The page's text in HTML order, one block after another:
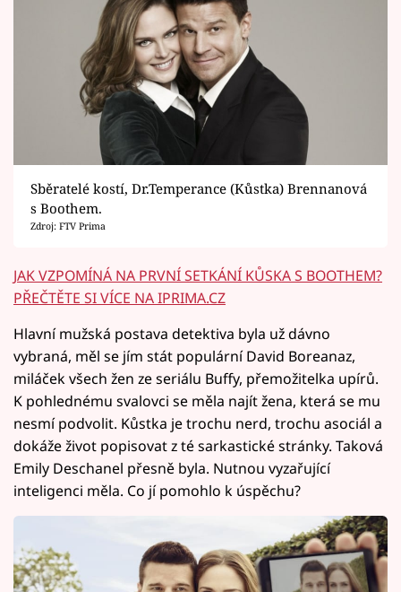
Sběratelé kostí, Dr.Temperance (Kůstka) Brennanová
s Boothem.
Zdroj: FTV Prima
JAK VZPOMÍNÁ NA PRVNÍ SETKÁNÍ KŮSKA S BOOTHEM?
PŘEČTĚTE SI VÍCE NA IPRIMA.CZ
Hlavní mužská postava detektiva byla už dávno
vybraná, měl se jím stát populární David Boreanaz,
miláček všech žen ze seriálu Buffy, přemožitelka upírů.
K pohlednému svalovci se měla najít žena, která se mu
nesmí podvolit. Kůstka je trochu nerd, trochu asociál a
dokáže život popisovat z té sarkastické stránky. Taková
Emily Deschanel přesně byla. Nutnou vyzařující
inteligenci měla. Co jí pomohlo k úspěchu?